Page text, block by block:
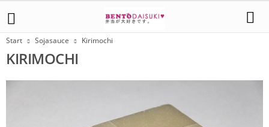
Start Sojasauce Kirimochi
KIRIMOCHI